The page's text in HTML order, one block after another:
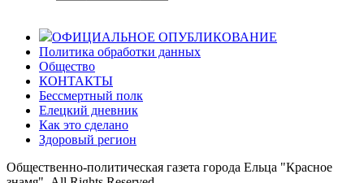
ОФИЦИАЛЬНОЕ ОПУБЛИКОВАНИЕ
Политика обработки данных
Общество
КОНТАКТЫ
Бессмертный полк
Елецкий дневник
Как это сделано
Здоровый регион
Общественно-политическая газета города Ельца "Красное